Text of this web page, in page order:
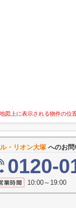
図上に表示される物件の位
ル・リオン大塚 へのお
0120-
10:00～19:00